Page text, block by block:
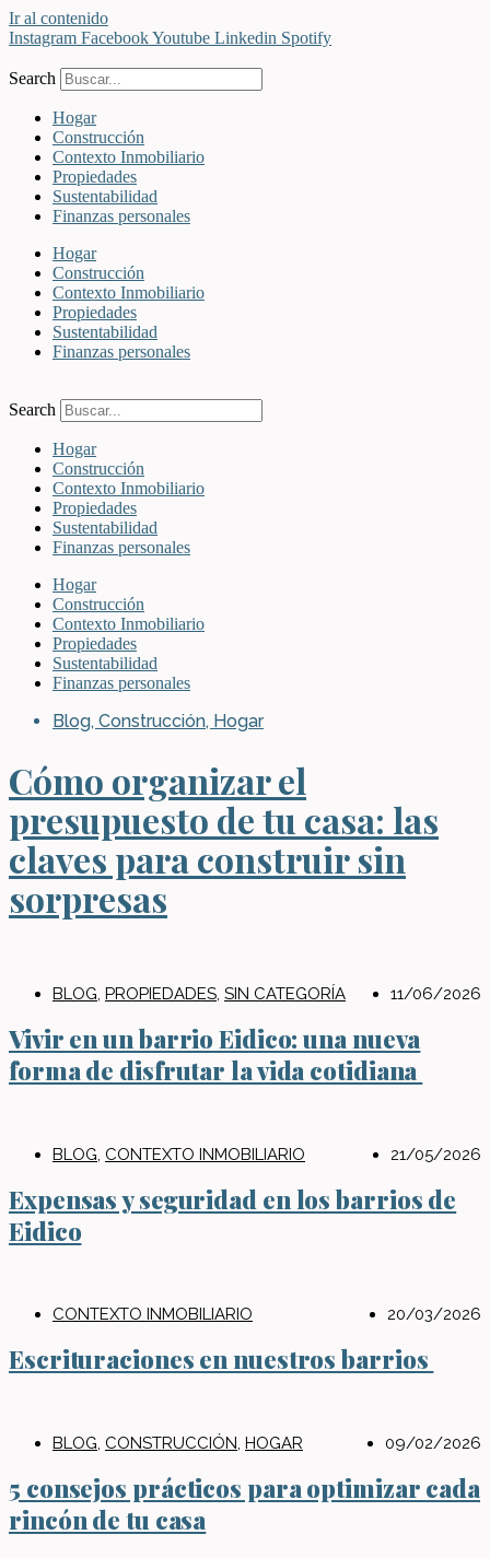
Ir al contenido
Instagram FacebookYoutube Linkedin Spotify
Search
Hogar
Construcción
Contexto Inmobiliario
Propiedades
Sustentabilidad
Finanzas personales
Hogar
Construcción
Contexto Inmobiliario
Propiedades
Sustentabilidad
Finanzas personales
Search
Hogar
Construcción
Contexto Inmobiliario
Propiedades
Sustentabilidad
Finanzas personales
Hogar
Construcción
Contexto Inmobiliario
Propiedades
Sustentabilidad
Finanzas personales
Blog, Construcción, Hogar
Cómo organizar el
presupuesto de tu casa: las
claves para construir sin
sorpresas
BLOG, PROPIEDADES, SIN CATEGORÍA 11/06/2026
Vivir en un barrio Eidico: una nueva
forma de disfrutar la vida cotidiana
BLOG CONTEXTO INMOBILIARIO 21/05/2026
Expensas y seguridad en los barrios de
Eidico
CONTEXTO INMOBILIARIO 20/03/2026
Escrituraciones en nuestros barrios
BLOG CONSTRUCCIÓN HOGAR 09/02/2026
5 consejos prácticos para optimizar cada
rincón de tu casa